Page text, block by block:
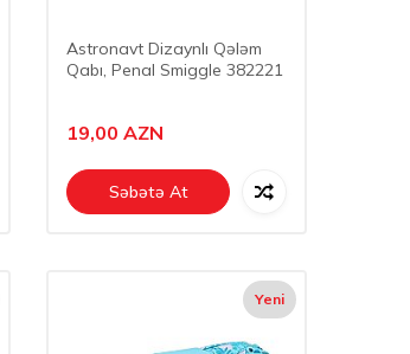
Astronavt Dizaynlı Qələm
Qabı, Penal Smiggle 382221
19,00 AZN
Səbətə At
Yeni